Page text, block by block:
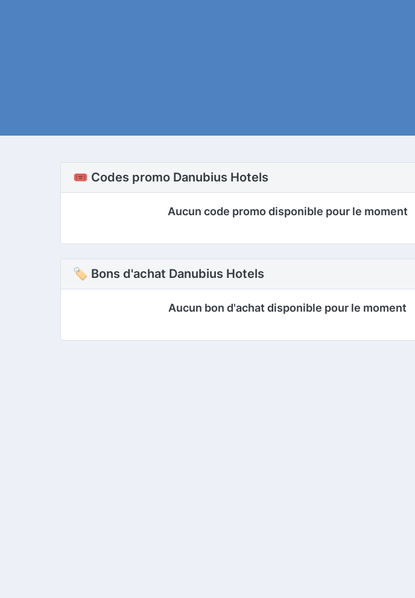
🎟️ Codes promo Danubius Hotels
Aucun code promo disponible pour le moment
🏷 Bons d'achat Danubius Hotels
Aucun bon d'achat disponible pour le moment